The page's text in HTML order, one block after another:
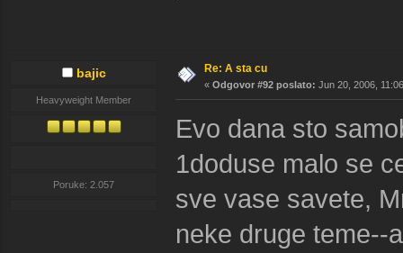
bajic
Heavyweight Member
Poruke: 2.057
Re: A sta cu
« Odgovor #92 poslato: Jun 20, 2006,
Evo dana sto
1doduse malo se
sve vase savete,
neke druge teme--